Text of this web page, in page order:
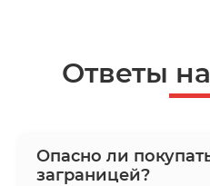
Ответы
Опасно ли
заграницей?